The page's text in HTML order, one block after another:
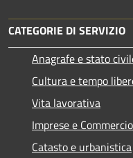
CATEGORIE DI SERVIZIO
Anagrafe e stato
Cultura e tempo
Vita lavorativa
Imprese e Commercio
Catasto e urbanistica